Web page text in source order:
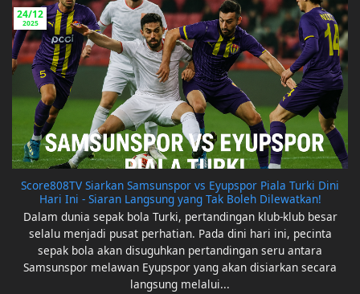
Score808TV Siarkan Samsunspor vs Eyupspor Piala Turki Dini
Hari Ini - Siaran Langsung yang Tak Boleh Dilewatkan!
Dalam dunia sepak bola Turki, pertandingan klub-klub besar
selalu menjadi pusat perhatian. Pada dini hari ini, pecinta
sepak bola akan disuguhkan pertandingan seru antara
Samsunspor melawan Eyupspor yang akan disiarkan secara
langsung melalui...
24/12
2025